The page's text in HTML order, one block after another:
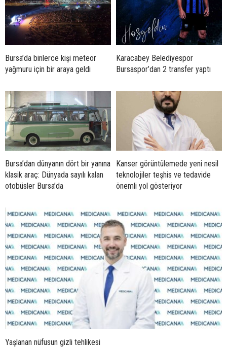
Bursa’da binlerce kişi meteor
yağmuru için bir araya geldi
Karacabey Belediyespor
Bursaspor’dan 2 transfer yaptı
Bursa’dan dünyanın dört bir yanına
klasik araç: Dünyada sayılı kalan
otobüsler Bursa’da
Kanser görüntülemede yeni nesil
teknolojiler teşhis ve tedavide
önemli yol gösteriyor
Yaşlanan nüfusun gizli tehlikesi